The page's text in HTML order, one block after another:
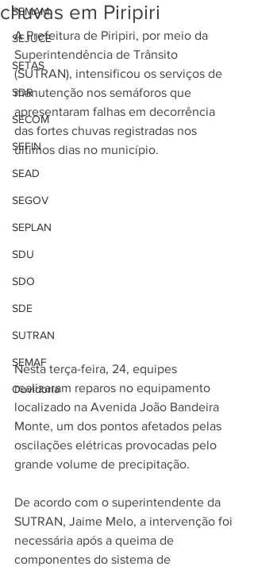
SEMAM
SEJUCE
SETAS
SDR
SECOM
SEFIN
SEAD
SEGOV
SEPLAN
SDU
SDO
SDE
SUTRAN
SEMAF
Ouvidoria
chuvas em Piripiri
A Prefeitura de Piripiri, por meio da
Superintendência de Trânsito
(SUTRAN), intensificou os serviços de
manutenção nos semáforos que
apresentaram falhas em decorrência
das fortes chuvas registradas nos
últimos dias no município.
Nesta terça-feira, 24, equipes
realizaram reparos no equipamento
localizado na Avenida João Bandeira
Monte, um dos pontos afetados pelas
oscilações elétricas provocadas pelo
grande volume de precipitação.
De acordo com o superintendente da
SUTRAN, Jaime Melo, a intervenção foi
necessária após a queima de
componentes do sistema de